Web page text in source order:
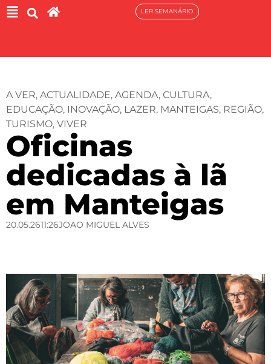
LER SEMANÁRIO
A VER, ACTUALIDADE, AGENDA, CULTURA,
EDUCAÇÃO, INOVAÇÃO, LAZER, MANTEIGAS, REGIÃO,
TURISMO, VIVER
Oficinas
dedicadas à lã
em Manteigas
20.05.2611:26JOAO MIGUEL ALVES